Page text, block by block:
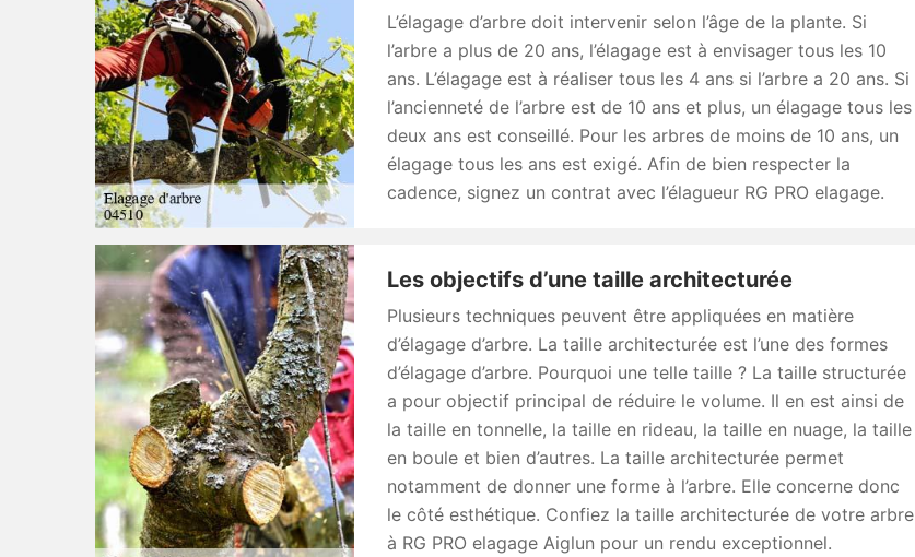
L’élagage d’arbre doit intervenir selon l’âge de la plante. Si
l’arbre a plus de 20 ans, l’élagage est à envisager tous les 10
ans. L’élagage est à réaliser tous les 4 ans si l’arbre a 20 ans. Si
l’ancienneté de l’arbre est de 10 ans et plus, un élagage tous les
deux ans est conseillé. Pour les arbres de moins de 10 ans, un
élagage tous les ans est exigé. Afin de bien respecter la
cadence, signez un contrat avec l’élagueur RG PRO elagage.
Les objectifs d’une taille architecturée
Plusieurs techniques peuvent être appliquées en matière
d’élagage d’arbre. La taille architecturée est l’une des formes
d’élagage d’arbre. Pourquoi une telle taille ? La taille structurée
a pour objectif principal de réduire le volume. Il en est ainsi de
la taille en tonnelle, la taille en rideau, la taille en nuage, la taille
en boule et bien d’autres. La taille architecturée permet
notamment de donner une forme à l’arbre. Elle concerne donc
le côté esthétique. Confiez la taille architecturée de votre arbre
à RG PRO elagage Aiglun pour un rendu exceptionnel.